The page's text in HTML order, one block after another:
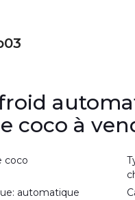
coco à
coco
automatique